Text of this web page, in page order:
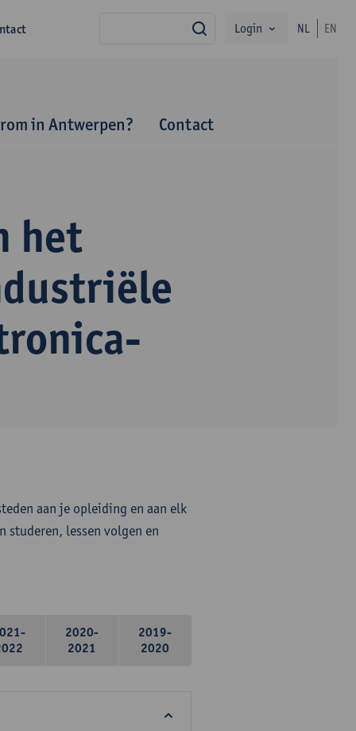
zoekLogin NL EN
in Antwerpen? Contact
het
aan je opleiding en aan elk
lessen volgen en
2020-
2021
2019-
2020